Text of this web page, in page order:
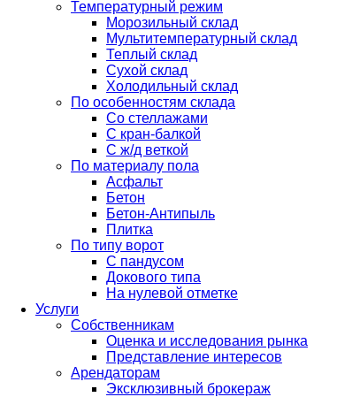
Температурный режим
Морозильный склад
Мультитемпературный склад
Теплый склад
Сухой склад
Холодильный склад
По особенностям склада
Со стеллажами
С кран-балкой
С ж/д веткой
По материалу пола
Асфальт
Бетон
Бетон-Антипыль
Плитка
По типу ворот
С пандусом
Докового типа
На нулевой отметке
Услуги
Собственникам
Оценка и исследования рынка
Представление интересов
Арендаторам
Эксклюзивный брокераж